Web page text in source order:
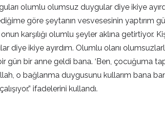
olumlu olumsuz duygular diye ikiye
göre şeytanın vesvesesinin yaptırım
karşılığı olumlu şeyler aklına getirtiyor.
diye ikiye ayırdım. Olumlu olanı
gün bir anne geldi bana. ‘Ben, çocuğuma
o bağlanma duygusunu kullarım bana
ifadelerini kullandı.